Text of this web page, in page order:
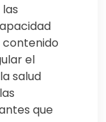
contenido
el
salud
que